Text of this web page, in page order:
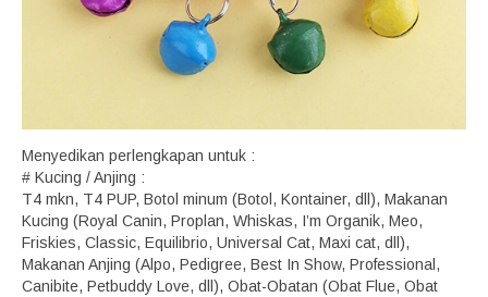
Menyedikan perlengkapan untuk :
# Kucing / Anjing :
T4 mkn, T4 PUP, Botol minum (Botol, Kontainer, dll), Makanan
Kucing (Royal Canin, Proplan, Whiskas, I’m Organik, Meo,
Friskies, Classic, Equilibrio, Universal Cat, Maxi cat, dll),
Makanan Anjing (Alpo, Pedigree, Best In Show, Professional,
Canibite, Petbuddy Love, dll), Obat-Obatan (Obat Flue, Obat